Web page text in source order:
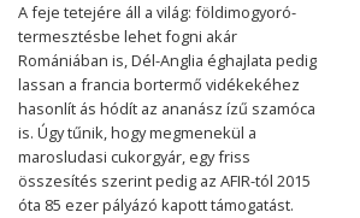
A feje tetejére áll a világ: földimogyoró-
termesztésbe lehet fogni akár
Romániában is, Dél-Anglia éghajlata pedig
lassan a francia bortermő vidékekéhez
hasonlít ás hódít az ananász ízű szamóca
is. Úgy tűnik, hogy megmenekül a
marosludasi cukorgyár, egy friss
összesítés szerint pedig az AFIR-tól 2015
óta 85 ezer pályázó kapott támogatást.